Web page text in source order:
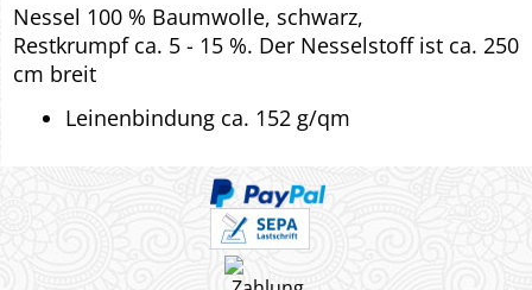
Nessel 100 % Baumwolle, schwarz,
Restkrumpf ca. 5 - 15 %. Der Nesselstoff ist ca. 250
cm breit
Leinenbindung ca. 152 g/qm